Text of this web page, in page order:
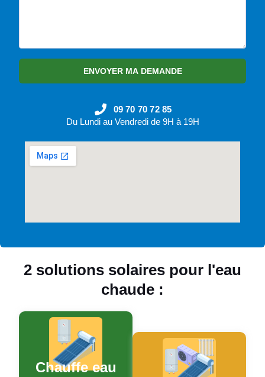
2 solutions solaires pour l'eau
chaude :
Chauffe eau
ENVOYER MA DEMANDE
09 70 70 72 85
Du Lundi au Vendredi de 9H à 19H